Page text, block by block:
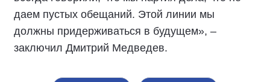
даем пустых обещаний. Этой линии мы
должны придерживаться в будущем», –
заключил Дмитрий Медведев.